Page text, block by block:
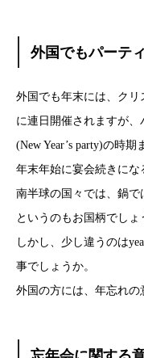
外国でもパーテ
外国でも年末には、クリ
に連日開催されますが
(New Year’s party)の時期
年末年始に宴会続きにな
南半球の国々では、鍋で
というのもお国柄でしょ
しかし、少し違うのは
事でしょうか。
外国の方には、年忘れの